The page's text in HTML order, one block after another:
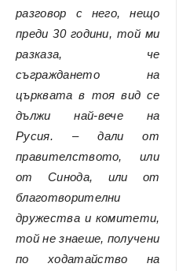
разговор с него, нещо
преди 30 години, той ми
разказа, че
съграждането на
църквата в тоя вид се
дължи най-вече на
Русия. – дали от
правителството, или
от Синода, или от
благотворителни
дружества и комитети,
той не знаеше, получени
по ходатайство на